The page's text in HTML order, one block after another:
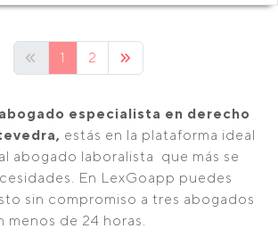
1 2
abogado especialista en derecho
estás en la plataforma ideal
abogado laboralista que más se
En LexGoapp puedes
sin compromiso a tres abogados
menos de 24 horas.